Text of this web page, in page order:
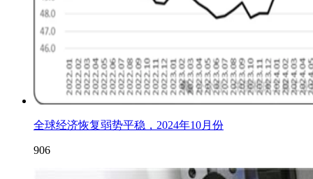
全球经济恢复弱势平稳，2024年10月份
906